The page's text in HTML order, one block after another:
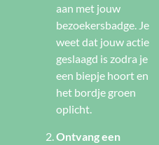
aan met jouw
bezoekersbadge. Je
weet dat jouw actie
geslaagd is zodra je
een biepje hoort en
het bordje groen
oplicht.
Ontvang een